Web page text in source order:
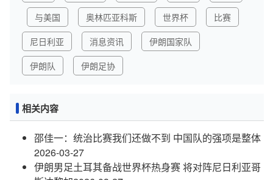
与美国
奥林匹亚科斯 世界杯
比赛
尼日利亚
消息资讯
伊朗国家队
伊朗队
伊朗足协
相关内容
邵佳一：统治比赛我们还做不到 中国队的强项是整体
2026-03-27
伊朗男足土耳其备战世界杯热身赛 将对阵尼日利亚哥